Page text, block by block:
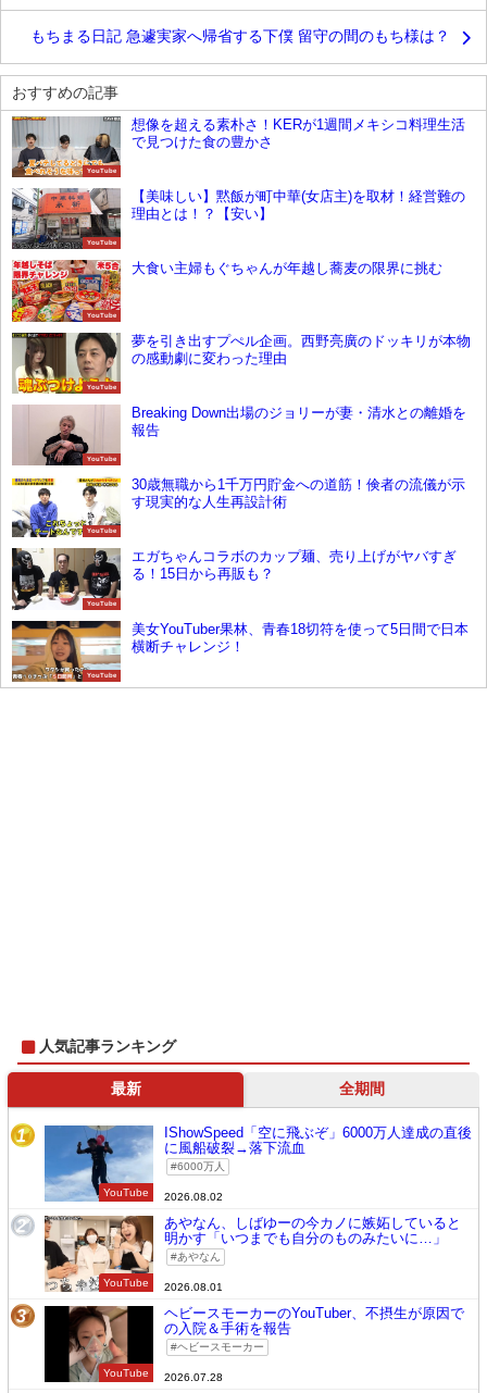
もちまる日記 急遽実家へ帰省する下僕 留守の間のもち様は？
おすすめの記事
YouTube
想像を超える素朴さ！KERが1週間メキシコ料理生活
で見つけた食の豊かさ
YouTube
【美味しい】黙飯が町中華(女店主)を取材！経営難の
理由とは！？【安い】
YouTube
大食い主婦もぐちゃんが年越し蕎麦の限界に挑む
YouTube
夢を引き出すプぺル企画。西野亮廣のドッキリが本物
の感動劇に変わった理由
YouTube
Breaking Down出場のジョリーが妻・清水との離婚を
報告
YouTube
30歳無職から1千万円貯金への道筋！倹者の流儀が示
す現実的な人生再設計術
YouTube
エガちゃんコラボのカップ麺、売り上げがヤバすぎ
る！15日から再販も？
YouTube
美女YouTuber果林、青春18切符を使って5日間で日本
横断チャレンジ！
人気記事ランキング
最新 全期間
1
YouTube
IShowSpeed「空に飛ぶぞ」6000万人達成の直後
に風船破裂→落下流血
6000万人
2026.08.02
2
YouTube
あやなん、しばゆーの今カノに嫉妬していると
明かす「いつまでも自分のものみたいに…」
あやなん
2026.08.01
3
YouTube
ヘビースモーカーのYouTuber、不摂生が原因で
の入院＆手術を報告
ヘビースモーカー
2026.07.28